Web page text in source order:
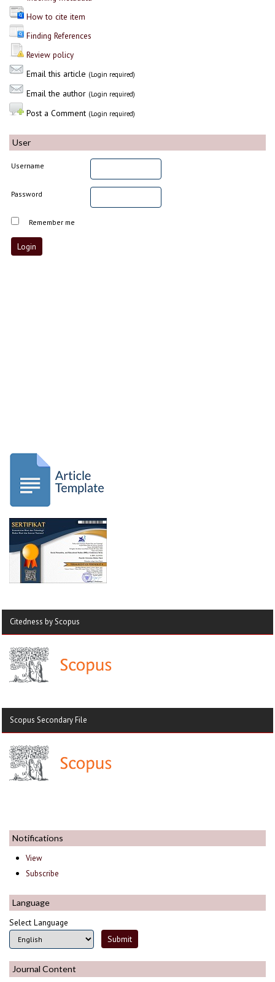
How to cite item
Finding References
Review policy
Email this article (Login required)
Email the author (Login required)
Post a Comment (Login required)
User
Username
Password
Remember me
Citedness by Scopus
Scopus Secondary File
Notifications
View
Subscribe
Language
Select Language
Journal Content